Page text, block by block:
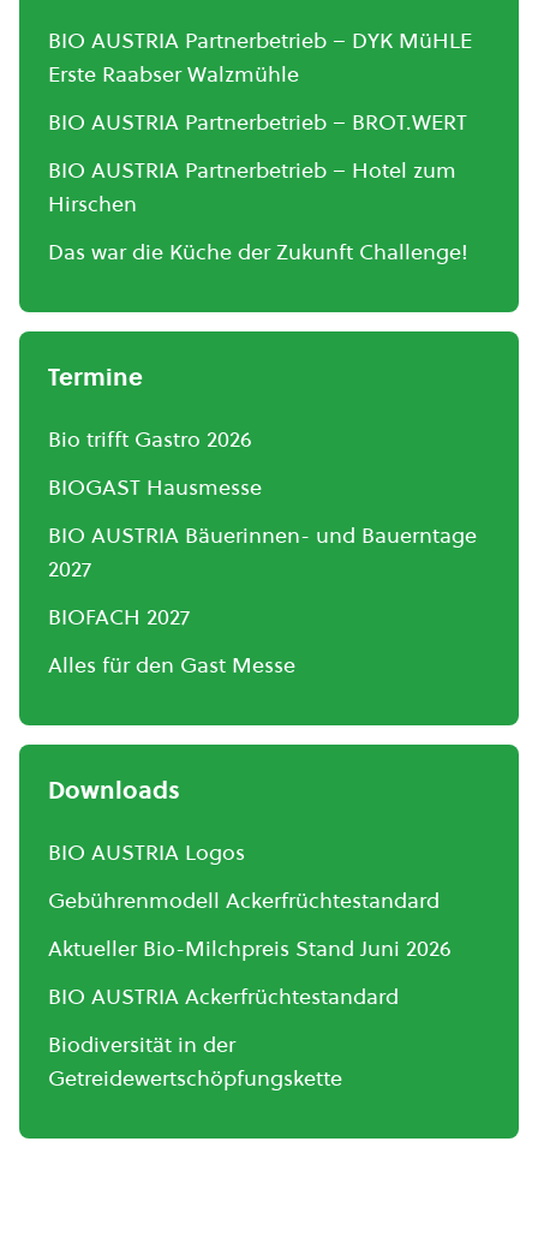
BIO AUSTRIA Partnerbetrieb – DYK MüHLE
Erste Raabser Walzmühle
BIO AUSTRIA Partnerbetrieb – BROT.WERT
BIO AUSTRIA Partnerbetrieb – Hotel zum
Hirschen
Das war die Küche der Zukunft Challenge!
Termine
Bio trifft Gastro 2026
BIOGAST Hausmesse
BIO AUSTRIA Bäuerinnen- und Bauerntage
2027
BIOFACH 2027
Alles für den Gast Messe
Downloads
BIO AUSTRIA Logos
Gebührenmodell Ackerfrüchtestandard
Aktueller Bio-Milchpreis Stand Juni 2026
BIO AUSTRIA Ackerfrüchtestandard
Biodiversität in der
Getreidewertschöpfungskette